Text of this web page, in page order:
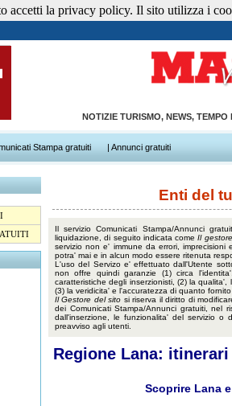
NOTIZIE TURISMO, NEWS,
Stampa gratuiti | Annunci gratuiti
Enti del
Il servizio Comunicati Stampa/Annunci
liquidazione, di seguito indicata comeIl
servizio non e' immune da errori, imprecisioni
potra' mai e in alcun modo essere ritenuta
L'uso del Servizo e' effettuato dall'Utente
non offre quindi garanzie (1) circa
caratteristiche degli inserzionisti, (2) la
(3) la veridicita' e l'accuratezza di quanto
Il Gestore del sito si riserva il diritto di
dei Comunicati Stampa/Annunci gratuiti, nel
dall'inserzione, le funzionalita' del servizio o
preavviso agli utenti.
Regione Lana:
Scoprire Lana
accetti la privacy policy. Il sito utilizza i